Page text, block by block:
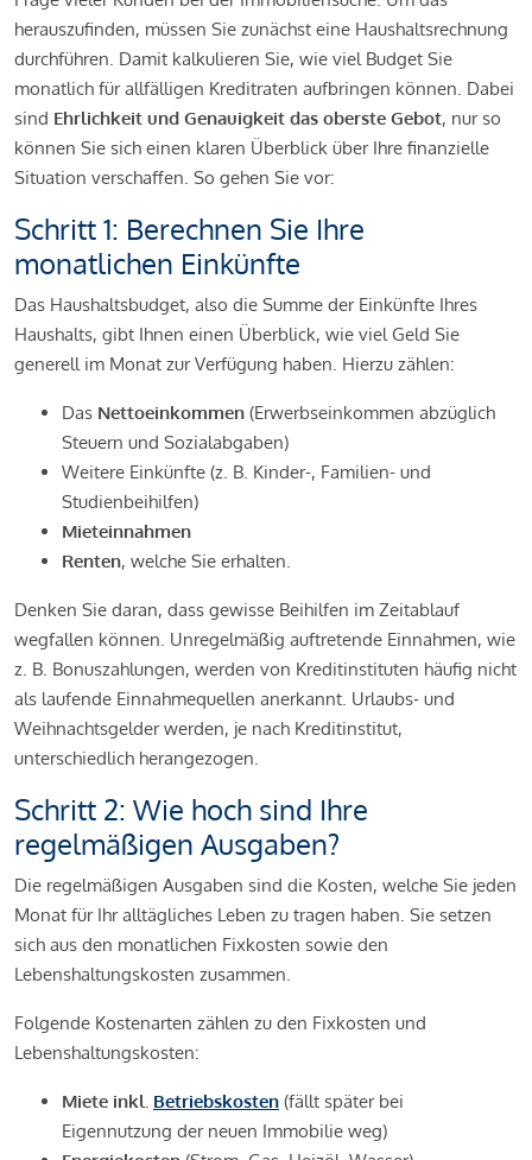
herauszufinden, müssen Sie zunächst eine Haushaltsrechnung
durchführen. Damit kalkulieren Sie, wie viel Budget Sie
monatlich für allfälligen Kreditraten aufbringen können. Dabei
sind Ehrlichkeit und Genauigkeit das oberste Gebot, nur so
können Sie sich einen klaren Überblick über Ihre finanzielle
Situation verschaffen. So gehen Sie vor:
Schritt 1: Berechnen Sie Ihre
monatlichen Einkünfte
Das Haushaltsbudget, also die Summe der Einkünfte Ihres
Haushalts, gibt Ihnen einen Überblick, wie viel Geld Sie
generell im Monat zur Verfügung haben. Hierzu zählen:
Das Nettoeinkommen (Erwerbseinkommen abzüglich
Steuern und Sozialabgaben)
Weitere Einkünfte (z. B. Kinder-, Familien- und
Studienbeihilfen)
Mieteinnahmen
Renten, welche Sie erhalten.
Denken Sie daran, dass gewisse Beihilfen im Zeitablauf
wegfallen können. Unregelmäßig auftretende Einnahmen, wie
z. B. Bonuszahlungen, werden von Kreditinstituten häufig nicht
als laufende Einnahmequellen anerkannt. Urlaubs- und
Weihnachtsgelder werden, je nach Kreditinstitut,
unterschiedlich herangezogen.
Schritt 2: Wie hoch sind Ihre
regelmäßigen Ausgaben?
Die regelmäßigen Ausgaben sind die Kosten, welche Sie jeden
Monat für Ihr alltägliches Leben zu tragen haben. Sie setzen
sich aus den monatlichen Fixkosten sowie den
Lebenshaltungskosten zusammen.
Folgende Kostenarten zählen zu den Fixkosten und
Lebenshaltungskosten:
Miete inkl. Betriebskosten (fällt später bei
Eigennutzung der neuen Immobilie weg)